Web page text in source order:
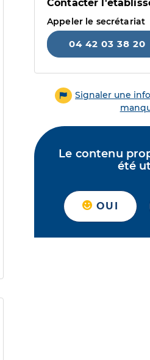
Contacter
Appeler le secrétariat
04 42 03 38 20
Signaler une
Le contenu
été
OUI